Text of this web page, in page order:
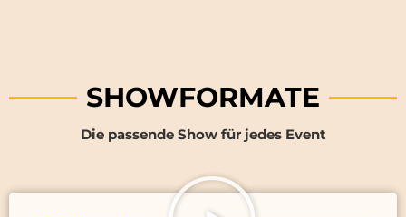
SHOWFORMATE
Die passende Show für jedes Event